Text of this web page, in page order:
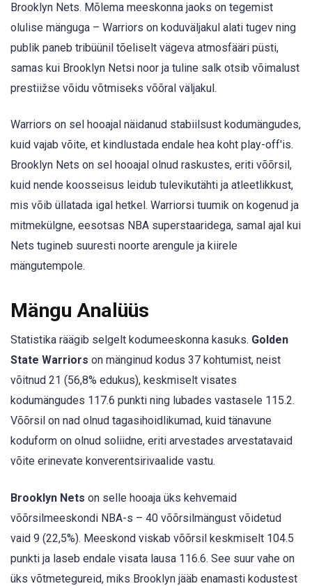
Brooklyn Nets. Mõlema meeskonna jaoks on tegemist
olulise mänguga – Warriors on koduväljakul alati tugev ning
publik paneb tribüünil tõeliselt vägeva atmosfääri püsti,
samas kui Brooklyn Netsi noor ja tuline salk otsib võimalust
prestiižse võidu võtmiseks võõral väljakul.
Warriors on sel hooajal näidanud stabiilsust kodumängudes,
kuid vajab võite, et kindlustada endale hea koht play-off'is.
Brooklyn Nets on sel hooajal olnud raskustes, eriti võõrsil,
kuid nende koosseisus leidub tulevikutähti ja atleetlikkust,
mis võib üllatada igal hetkel. Warriorsi tuumik on kogenud ja
mitmekülgne, eesotsas NBA superstaaridega, samal ajal kui
Nets tugineb suuresti noorte arengule ja kiirele
mängutempole.
Mängu Analüüs
Statistika räägib selgelt kodumeeskonna kasuks. Golden
State Warriors on mänginud kodus 37 kohtumist, neist
võitnud 21 (56,8% edukus), keskmiselt visates
kodumängudes 117.6 punkti ning lubades vastasele 115.2.
Võõrsil on nad olnud tagasihoidlikumad, kuid tänavune
koduform on olnud soliidne, eriti arvestades arvestatavaid
võite erinevate konverentsirivaalide vastu.
Brooklyn Nets on selle hooaja üks kehvemaid
võõrsilmeeskondi NBA-s – 40 võõrsilmängust võidetud
vaid 9 (22,5%). Meeskond viskab võõrsil keskmiselt 104.5
punkti ja laseb endale visata lausa 116.6. See suur vahe on
üks võtmetegureid, miks Brooklyn jääb enamasti kodustest